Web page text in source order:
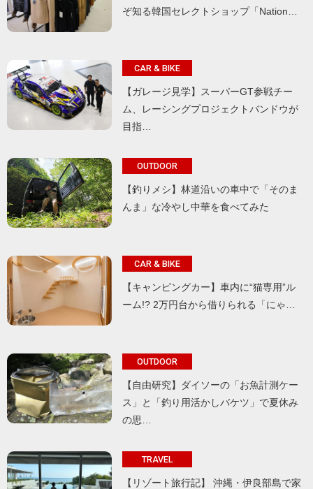
ぞ知る韓国セレクトショップ「Nation…
CAR & BIKE
【ガレージ見学】スーパーGT参戦チー
ム、レーシングプロジェクトバンドウが
目指…
OUTDOOR
【釣りメシ】林道沿いの車中で「そのま
んま」な冷やし中華を食べてみた
CAR & BIKE
【キャンピングカー】車内に“猫専用”ル
ーム!? 2万円台から借りられる「にゃ…
OUTDOOR
【自由研究】ダイソーの「お魚計測ケー
ス」と「釣り用活かしバケツ」で夏休み
の思…
TRAVEL
【リゾート旅行記】 沖縄・伊良部島で家